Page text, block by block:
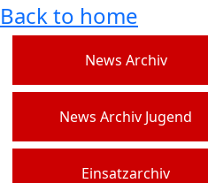
Back to home
News Archiv
News Archiv Jugend
Einsatzarchiv